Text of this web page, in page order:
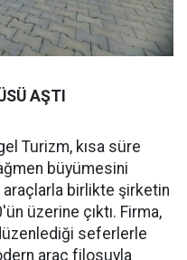
AŞTI
Turizm, kısa süre
büyümesini
araçlarla birlikte şirketin
üzerine çıktı. Firma,
seferlerle
araç filosuyla